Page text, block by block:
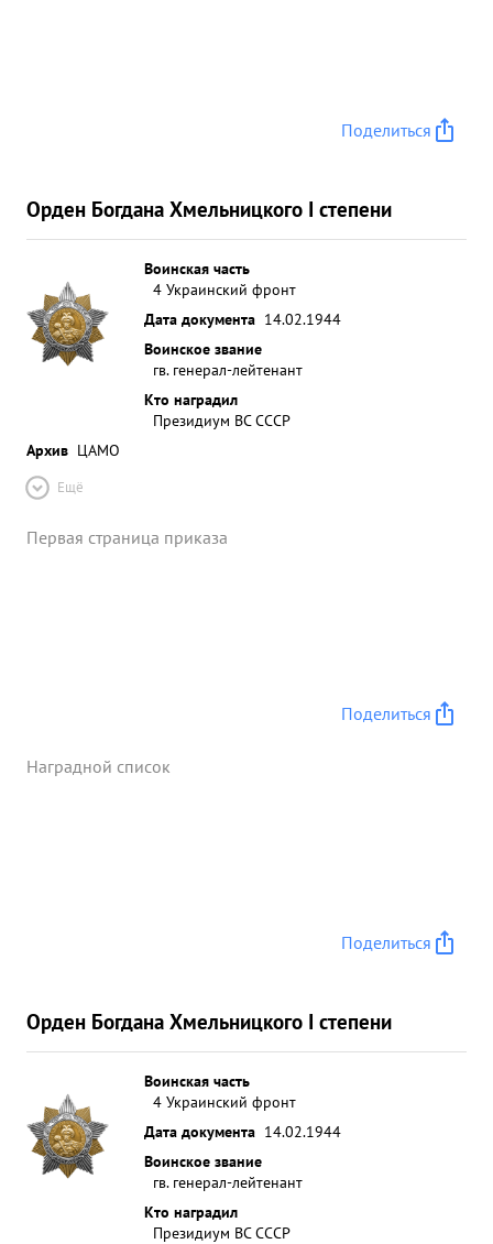
Поделиться
Орден Богдана Хмельницкого I степени
Воинская часть
4 Украинский фронт
Дата документа 14.02.1944
Воинское звание
гв. генерал-лейтенант
Кто наградил
Президиум ВС СССР
Архив ЦАМО
Ещё
Первая страница приказа
Поделиться
Наградной список
Поделиться
Орден Богдана Хмельницкого I степени
Воинская часть
4 Украинский фронт
Дата документа 14.02.1944
Воинское звание
гв. генерал-лейтенант
Кто наградил
Президиум ВС СССР